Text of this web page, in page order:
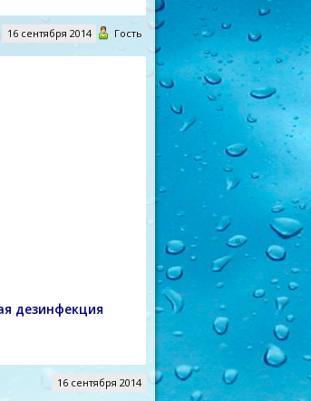
Гость
16 сентября 2014
дезинфекция
16 сентября 2014